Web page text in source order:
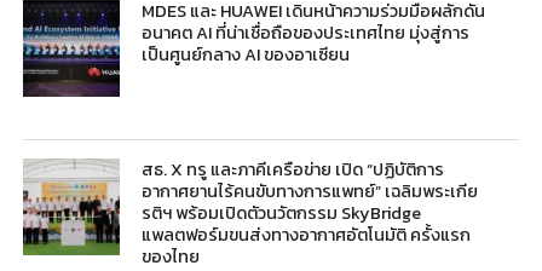
MDES และ HUAWEI เดินหน้าความร่วมมือผลักดัน
อนาคต AI ที่น่าเชื่อถือของประเทศไทย มุ่งสู่การ
เป็นศูนย์กลาง AI ของอาเซียน
สธ. X ทรู และภาคีเครือข่าย เปิด “ปฏิบัติการ
อากาศยานไร้คนขับทางการแพทย์” เฉลิมพระเกีย
รติฯ พร้อมเปิดตัวนวัตกรรม SkyBridge
แพลตฟอร์มขนส่งทางอากาศอัตโนมัติ ครั้งแรก
ของไทย